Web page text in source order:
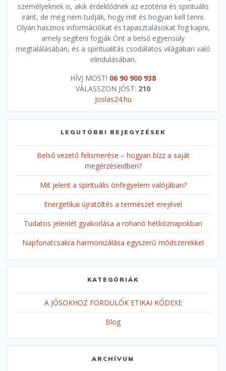
személyeknek is, akik érdeklődnek az ezotéria és spirituális
iránt, de még nem tudják, hogy mit és hogyan kell tenni.
Olyan hasznos információkat és tapasztalásokat fog kapni,
amely segíteni fogják Önt a belső egyensúly
megtalálásában, és a spiritualitás csodálatos világában való
elindulásában.
HÍVJ MOST! 06 90 900 938
VÁLASSZON JÓST: 210
Joslas24.hu
LEGUTÓBBI BEJEGYZÉSEK
Belső vezető felismerése – hogyan bízz a saját
megérzéseidben?
Mit jelent a spirituális önfegyelem valójában?
Energetikai újratöltés a természet erejével
Tudatos jelenlét gyakorlása a rohanó hétköznapokban
Napfonatcsakra harmonizálása egyszerű módszerekkel
KATEGÓRIÁK
A JÓSOKHOZ FORDULÓK ETIKAI KÓDEXE
Blog
ARCHÍVUM